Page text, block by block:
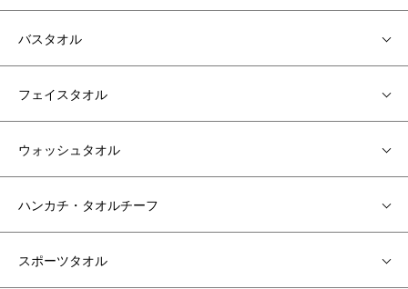
バスタオル
フェイスタオル
ウォッシュタオル
ハンカチ・タオルチーフ
スポーツタオル